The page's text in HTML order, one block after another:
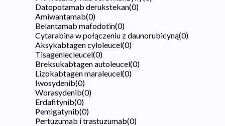
Datopotamab derukstekan(0)
Amiwantamab(0)
Belantamab mafodotin(0)
Cytarabina w połączeniu z daunorubicyną(0)
Aksykabtagen cyloleucel(0)
Tisagenlecleucel(0)
Breksukabtagen autoleucel(0)
Lizokabtagen maraleucel(0)
Iwosydenib(0)
Worasydenib(0)
Erdafitynib(0)
Pemigatynib(0)
Pertuzumab i trastuzumab(0)